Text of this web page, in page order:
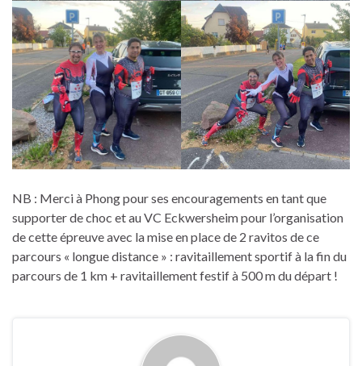
NB : Merci à Phong pour ses encouragements en tant que
supporter de choc et au VC Eckwersheim pour l’organisation
de cette épreuve avec la mise en place de 2 ravitos de ce
parcours « longue distance » : ravitaillement sportif à la fin du
parcours de 1 km + ravitaillement festif à 500 m du départ !